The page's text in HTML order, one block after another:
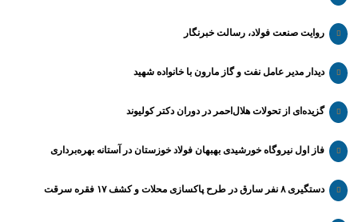
روایت صنعت فولاد،‌ رسالت خبرنگار
دیدار مدیر عامل نفت و گاز مارون با خانواده شهید
گزیده‌ای از تحولات هلال‌احمر در دوران دکتر کولیوند
فاز اول نیروگاه خورشیدی بهبهان فولاد خوزستان در آستانه بهره‌برداری
دستگیری ۸ نفر سارق در طرح پاکسازی محلات و کشف ۱۷ فقره سرقت